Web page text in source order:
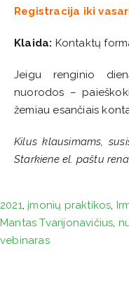
Registracija iki
Klaida: Kontaktų
Jeigu renginio
nuorodos –
žemiau esančiais
Kilus klausimams,
Starkiene el. paštu
2021, įmonių praktikos,
Mantas Tvarijonavičius,
vebinaras